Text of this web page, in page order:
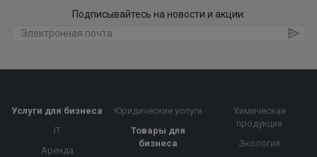
Подписывайтесь на новости и акции:
Услуги для бизнеса
IT
Аренда
Юридические услуги
Товары для
бизнеса
Химическая
продукция
Экология